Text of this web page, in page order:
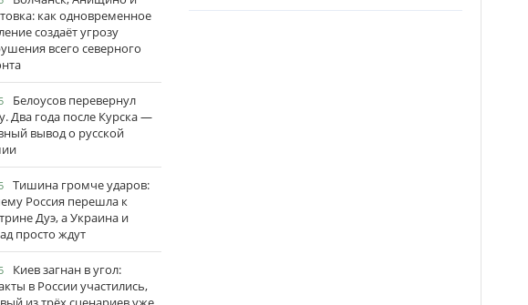
как одновременное
создаёт угрозу
всего северного
Белоусов перевернул
Два года после Курска —
вывод о русской
Тишина громче ударов:
Россия перешла к
Дуэ, а Украина и
просто ждут
Киев загнан в угол:
в России участились,